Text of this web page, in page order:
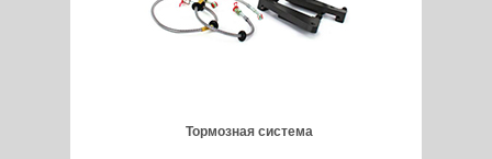
Тормозная система